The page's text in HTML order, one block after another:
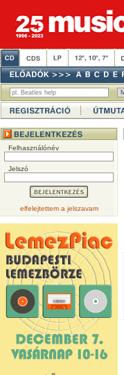
Felhasználónév
Jelszó
elfelejtettem a jelszavam